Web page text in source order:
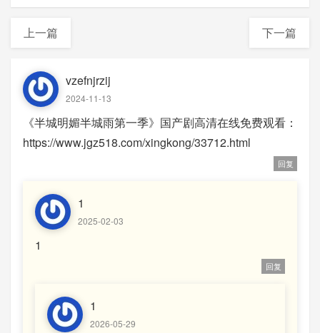
上一篇 下一篇
vzefnjrzij
2024-11-13
《半城明媚半城雨第一季》国产剧高清在线免费观看：
https://www.jgz518.com/xingkong/33712.html
回复
1
2025-02-03
1
回复
1
2026-05-29